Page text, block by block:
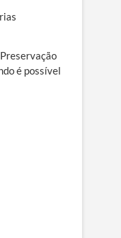
é possível